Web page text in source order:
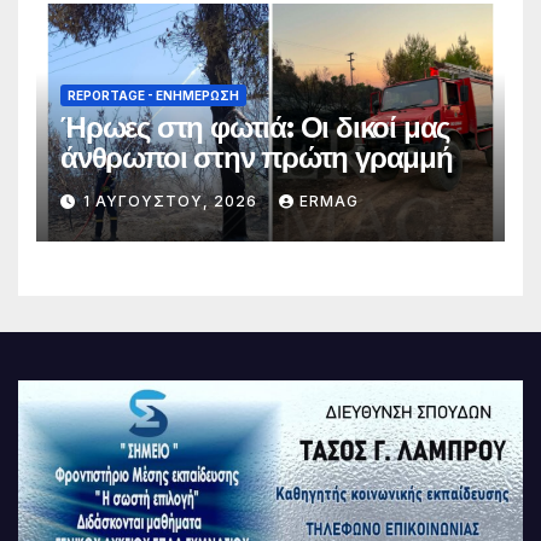
REPORTAGE - EΝΗΜΈΡΩΣΗ
Ήρωες στη φωτιά: Οι δικοί μας
άνθρωποι στην πρώτη γραμμή
1 ΑΥΓΟΎΣΤΟΥ, 2026 ERMAG